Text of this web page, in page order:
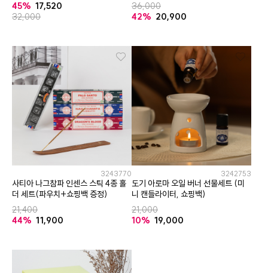
45% 17,520
32,000
36,000
42% 20,900
3243770
사티아 나그참파 인센스 스틱 4종 홀
더 세트(파우치+쇼핑백 증정)
21,400
44% 11,900
3242753
도기 아로마 오일 버너 선물세트 (미
니 캔들라이터, 쇼핑백)
21,000
10% 19,000